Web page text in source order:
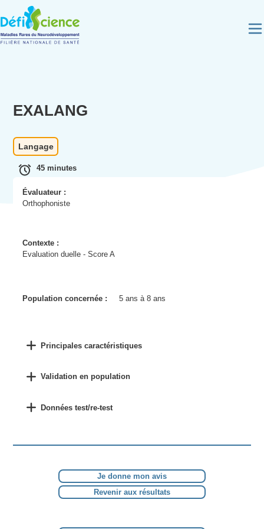
EXALANG
Langage
45 minutes
Évaluateur :
Orthophoniste
Contexte :
Evaluation duelle - Score A
Population concernée : 5 ans à 8 ans
Principales caractéristiques
Validation en population
Données test/re-test
Je donne mon avis
Revenir aux résultats
Panneau de gestion des cookies